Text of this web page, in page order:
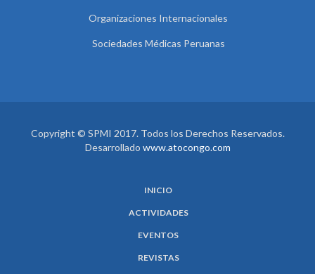
Organizaciones Internacionales
Sociedades Médicas Peruanas
Copyright © SPMI 2017. Todos los Derechos Reservados.
Desarrollado www.atocongo.com
INICIO
ACTIVIDADES
EVENTOS
REVISTAS